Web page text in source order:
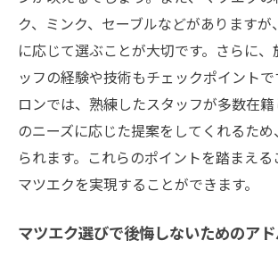
ク、ミンク、セーブルなどがあります
に応じて選ぶことが大切です。さらに
ッフの経験や技術もチェックポイント
ロンでは、熟練したスタッフが多数在
のニーズに応じた提案をしてくれるた
られます。これらのポイントを踏まえ
マツエクを実現することができます。
マツエク選びで後悔しないためのアド